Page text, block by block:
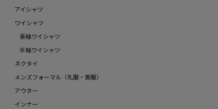
アイシャツ
ワイシャツ
長袖ワイシャツ
半袖ワイシャツ
ネクタイ
メンズフォーマル（礼服・喪服）
アウター
インナー